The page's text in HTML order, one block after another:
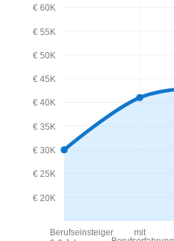
€ 20K
€ 25K
€ 30K
€ 35K
€ 40K
€ 45K
€ 50K
€ 55K
€ 60K
Berufseinsteiger
mit